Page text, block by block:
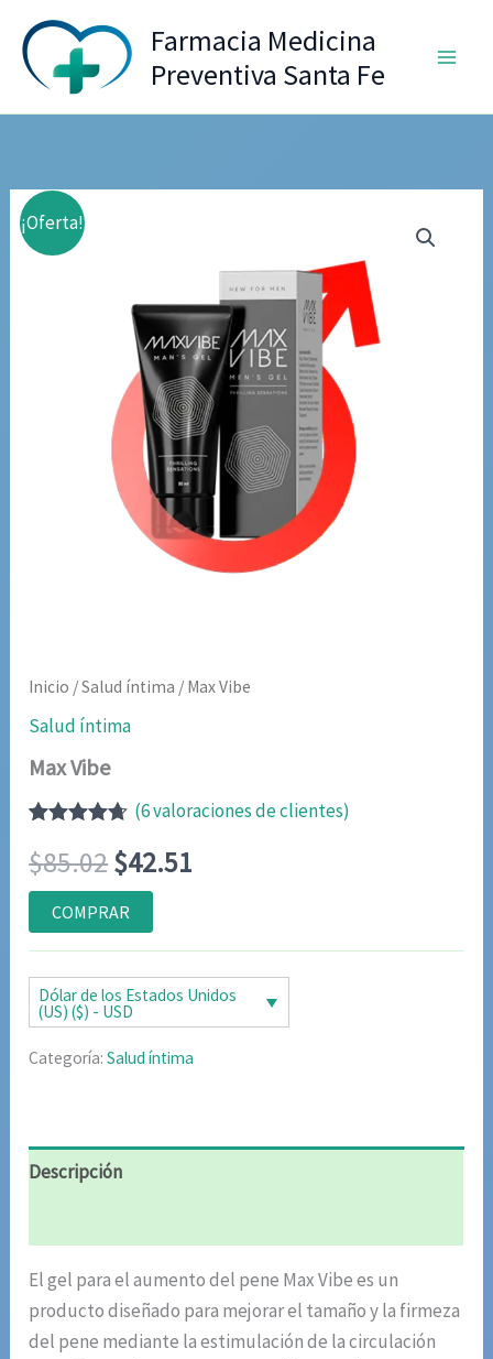
contenido
Farmacia Medicina
Preventiva Santa Fe
¡Oferta!
Inicio /Salud íntima / Max Vibe
Salud íntima
Max Vibe
con4.60de
5 en base
a
valoraciones
de
clientes
(6valoraciones de clientes)
$85.02El
precio
original
era:
$85.02.
$42.51
actual
es:
$42.51.
COMPRAR
Dólar de los Estados Unidos
(US) ($) - USD
Categoría:Salud íntima
Descripción
El gel para el aumento del pene Max Vibe es un
producto diseñado para mejorar el tamaño y la firmeza
del pene mediante la estimulación de la circulación